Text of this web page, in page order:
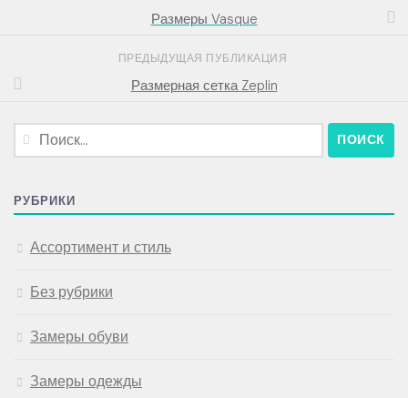
Размеры Vasque
ПРЕДЫДУЩАЯ ПУБЛИКАЦИЯ
Размерная сетка Zeplin
Найти:
РУБРИКИ
Ассортимент и стиль
Без рубрики
Замеры обуви
Замеры одежды